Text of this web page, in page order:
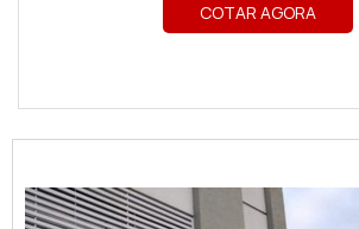
COTAR AGORA